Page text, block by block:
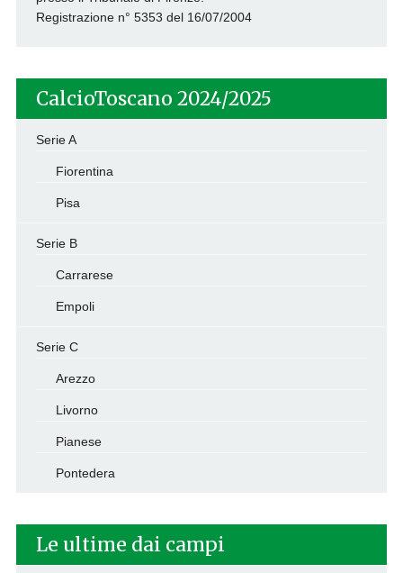
Registrazione n° 5353 del 16/07/2004
CalcioToscano 2024/2025
Serie A
Fiorentina
Pisa
Serie B
Carrarese
Empoli
Serie C
Arezzo
Livorno
Pianese
Pontedera
Le ultime dai campi